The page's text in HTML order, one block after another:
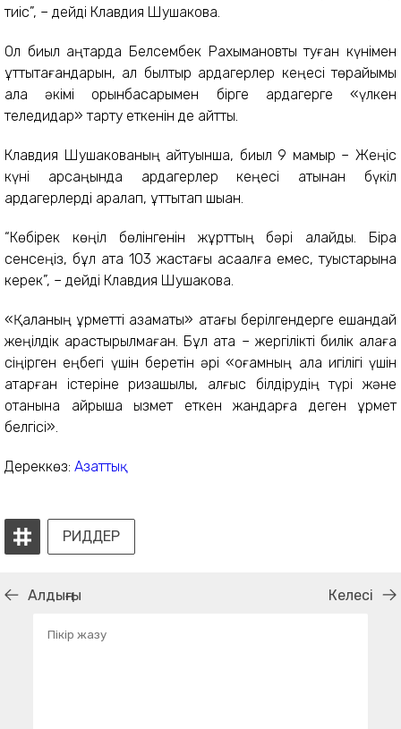
тиіс”, – дейді Клавдия Шушакова.
Ол биыл қаңтарда Белсембек Рахымқановты туған күнімен
құттықтағандарын, ал былтыр ардагерлер кеңесі төрайымы
қала әкімі орынбасарымен бірге ардагерге «үлкен
теледидар» тарту еткенін де айтты.
Клавдия Шушакованың айтуынша, биыл 9 мамыр – Жеңіс
күні қарсаңында ардагерлер кеңесі атынан бүкіл
ардагерлерді аралап, құттықтап шыққан.
“Көбірек көңіл бөлінгенін жұрттың бәрі қалайды. Бірақ
сенсеңіз, бұл атақ 103 жастағы ақсақалға емес, туыстарына
керек”, – дейді Клавдия Шушакова.
«Қаланың құрметті азаматы» атағы берілгендерге ешқандай
жеңілдік қарастырылмаған. Бұл атақ – жергілікті билік қалаға
сіңірген еңбегі үшін беретін әрі «қоғамның қала игілігі үшін
атқарған істеріне ризашылық, алғыс білдірудің түрі және
отанына айрықша қызмет еткен жандарға деген құрмет
белгісі».
Дереккөз: Азаттық
РИДДЕР
Алдыңғы Келесі